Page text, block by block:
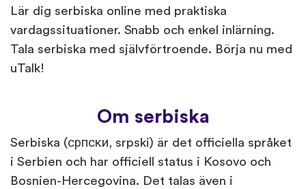
Lär dig serbiska online med praktiska
vardagssituationer. Snabb och enkel inlärning.
Tala serbiska med självförtroende. Börja nu med
uTalk!
Om serbiska
Serbiska (српски, srpski) är det officiella språket
i Serbien och har officiell status i Kosovo och
Bosnien-Hercegovina. Det talas även i